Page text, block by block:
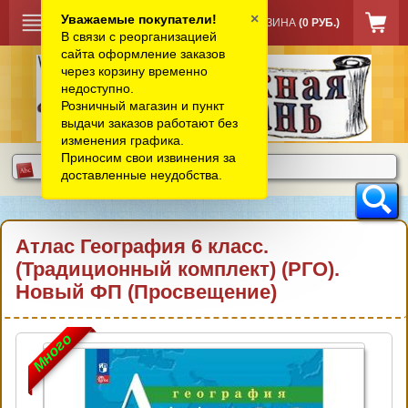
КОРЗИНА (0 РУБ.)
Атлас География 6 класс.
(Традиционный комплект) (РГО).
Новый ФП (Просвещение)
Много
Уважаемые покупатели!
В связи с реорганизацией
сайта оформление заказов
через корзину временно
недоступно.
Розничный магазин и пункт
выдачи заказов работают без
изменения графика.
Приносим свои извинения за
доставленные неудобства.
×